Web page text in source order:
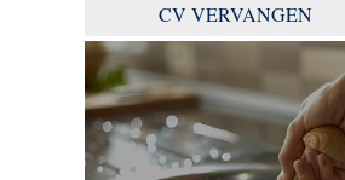
CV VERVANGEN